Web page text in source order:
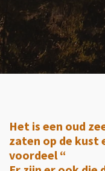
Het is een oud
zaten op de kust
voordeel “